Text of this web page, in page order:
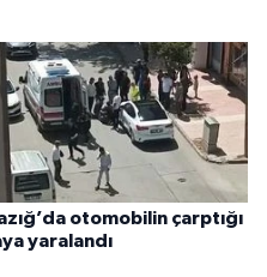
otomobilin çarptığı
yaralandı